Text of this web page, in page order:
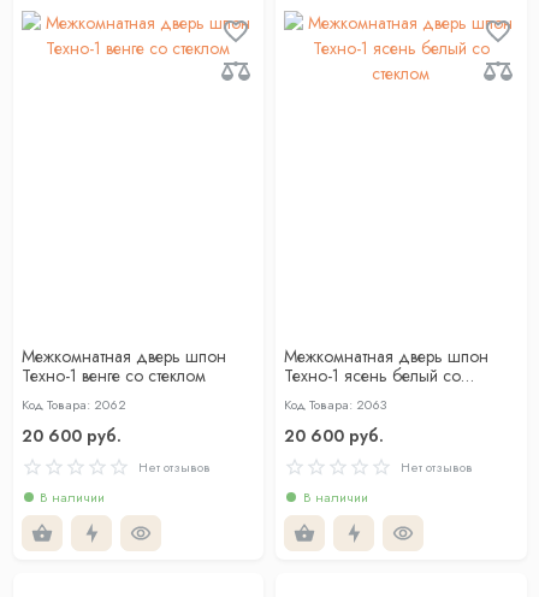
Межкомнатная дверь шпон
Техно-1 венге со стеклом
Код Товара: 2062
20 600 руб.
Нет отзывов
В наличии
Межкомнатная дверь шпон
Техно-1 ясень белый со
стеклом
Код Товара: 2063
20 600 руб.
Нет отзывов
В наличии